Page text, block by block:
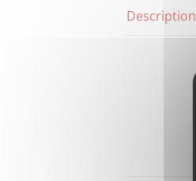
Description